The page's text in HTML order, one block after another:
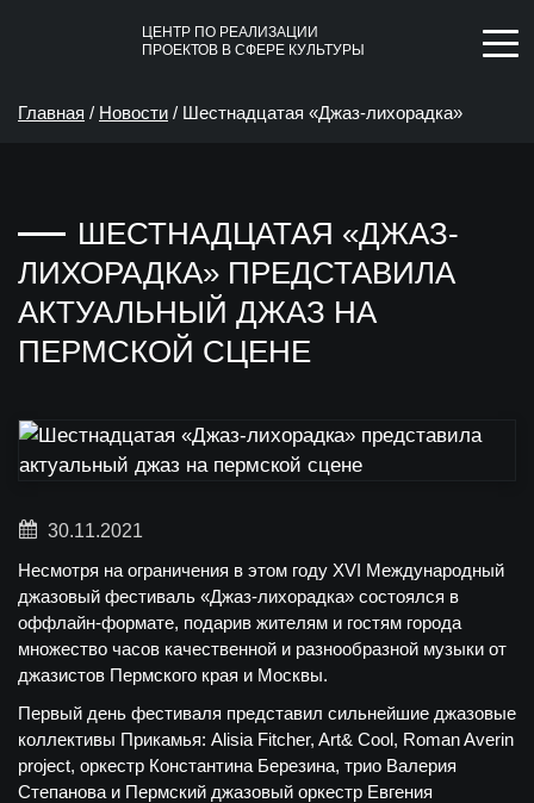
ЦЕНТР ПО РЕАЛИЗАЦИИ
ПРОЕКТОВ В СФЕРЕ КУЛЬТУРЫ
Главная / Новости / Шестнадцатая «Джаз-лихорадка»
ШЕСТНАДЦАТАЯ «ДЖАЗ-
ЛИХОРАДКА» ПРЕДСТАВИЛА
АКТУАЛЬНЫЙ ДЖАЗ НА
ПЕРМСКОЙ СЦЕНЕ
30.11.2021
Несмотря на ограничения в этом году XVI Международный
джазовый фестиваль «Джаз-лихорадка» состоялся в
оффлайн-формате, подарив жителям и гостям города
множество часов качественной и разнообразной музыки от
джазистов Пермского края и Москвы.
Первый день фестиваля представил сильнейшие джазовые
коллективы Прикамья: Alisia Fitcher, Art& Cool, Roman Averin
project, оркестр Константина Березина, трио Валерия
Степанова и Пермский джазовый оркестр Евгения